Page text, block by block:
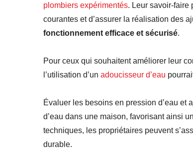
plombiers expérimentés. Leur savoir-faire
courantes et d’assurer la réalisation des
fonctionnement efficace et sécurisé.
Pour ceux qui souhaitent améliorer leur
l’utilisation d’un adoucisseur d’eau
Évaluer les besoins en pression d’eau et
d’eau dans une maison, favorisant ainsi
techniques, les propriétaires peuvent
durable.